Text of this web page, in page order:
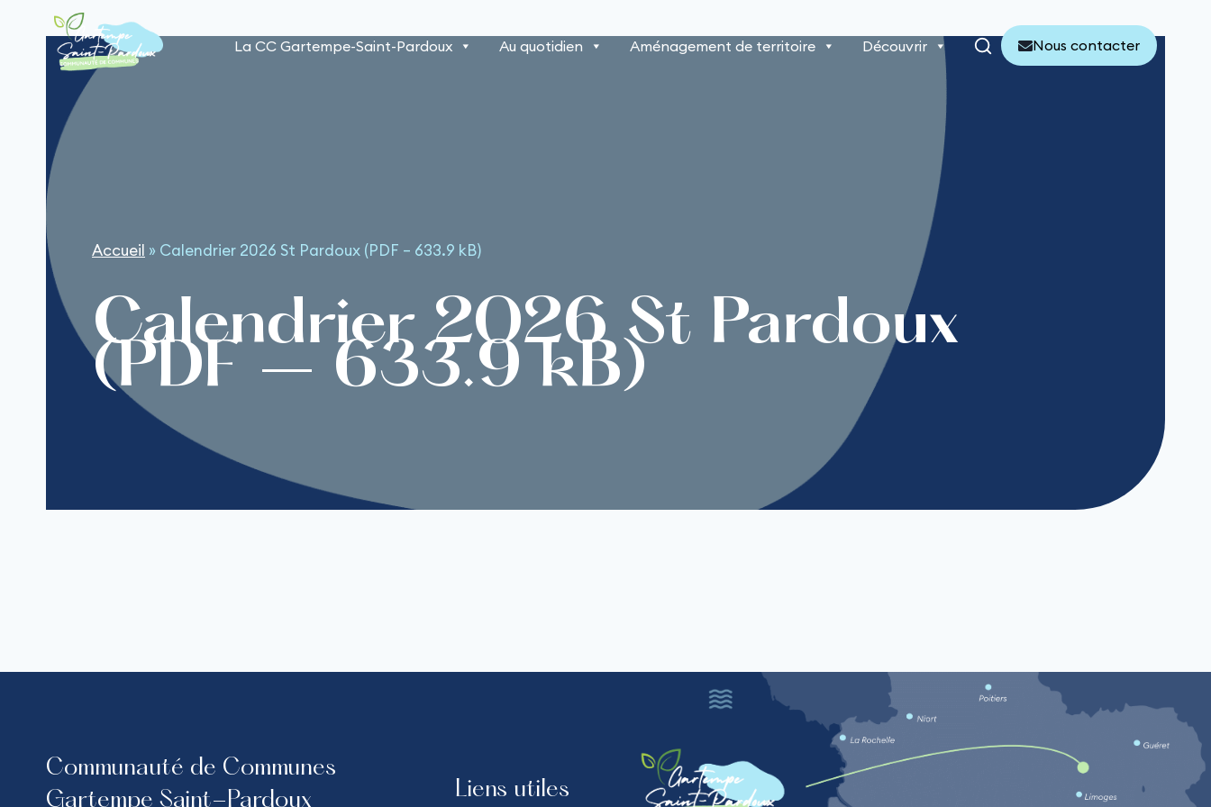
contenu
La CC Gartempe-Saint-Pardoux Au quotidien Aménagement de territoire Découvrir Nous contacter
Accueil » Calendrier 2026 St Pardoux (PDF – 633.9 kB)
Calendrier 2026 St Pardoux
(PDF – 633.9 kB)
Communauté de Communes
Gartempe Saint-Pardoux
Liens utiles